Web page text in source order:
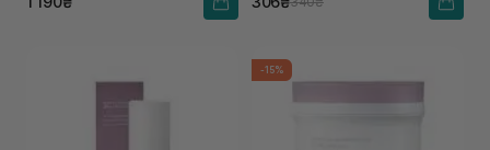
-15%